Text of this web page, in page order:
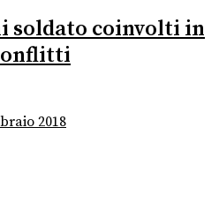
soldato coinvolti in
2018